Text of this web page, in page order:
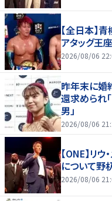
【全日本】
アタッグ王
2026/08/06
昨年末に婚
還求められ
男」
2026/08/06
【ONE】リ
について野
2026/08/06